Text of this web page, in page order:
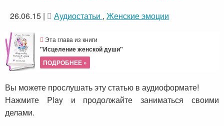
26.06.15 | Аудиостатьи , Женские эмоции
Эта глава из книги
"Исцеление женской души"
ПОДРОБНЕЕ »
Вы можете прослушать эту статью в аудиоформате!
Нажмите Play и продолжайте заниматься своими
делами.